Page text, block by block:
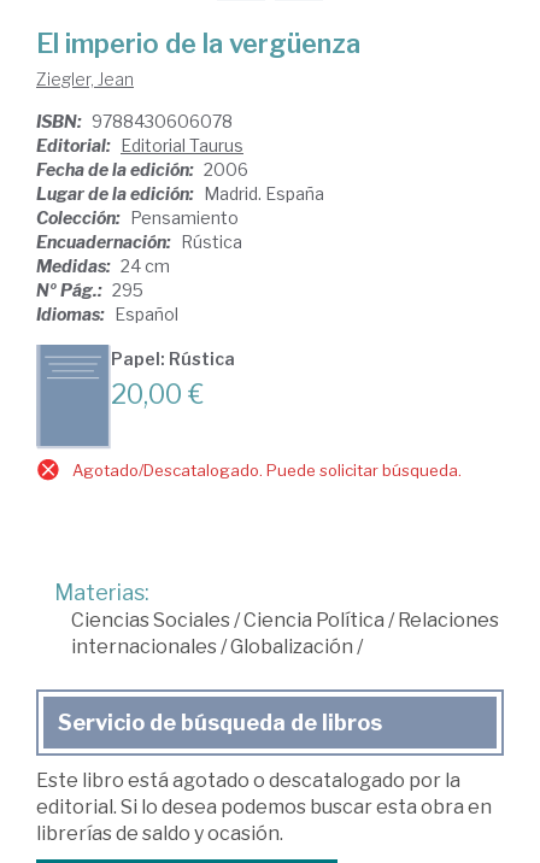
El imperio de la vergüenza
Ziegler, Jean
ISBN: 9788430606078
Editorial: Editorial Taurus
Fecha de la edición: 2006
Lugar de la edición: Madrid. España
Colección: Pensamiento
Encuadernación: Rústica
Medidas: 24 cm
Nº Pág.: 295
Idiomas: Español
Papel: Rústica
20,00 €
Agotado/Descatalogado. Puede solicitar búsqueda.
Materias:
Ciencias Sociales/Ciencia Política / Relaciones
internacionales/Globalización /
Servicio de búsqueda de libros
Este libro está agotado o descatalogado por la
editorial. Si lo desea podemos buscar esta obra en
librerías de saldo y ocasión.